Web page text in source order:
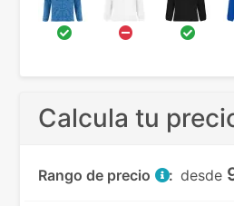
Calcula tu
Rango de precio : desde